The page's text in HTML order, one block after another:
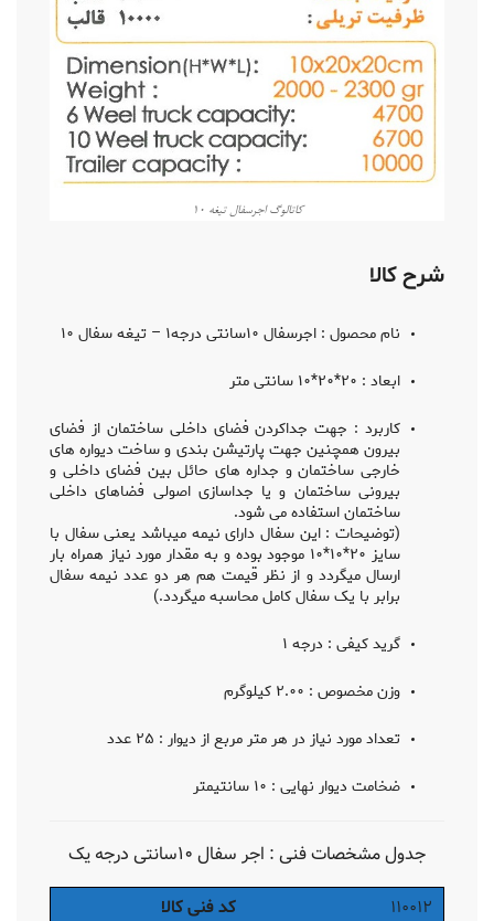
کاتالوگ اجرسفال تیغه ۱۰
شرح کالا
نام محصول : اجرسفال ۱۰سانتی درجه۱ – تیغه سفال ۱۰
ابعاد : ۲۰*۲۰*۱۰ سانتی متر
کاربرد : جهت جداکردن فضای داخلی ساختمان از فضای
بیرون همچنین جهت پارتیشن بندی و ساخت دیواره های
خارجی ساختمان و جداره های حائل بین فضای داخلی و
بیرونی ساختمان و یا جداسازی اصولی فضاهای داخلی
ساختمان استفاده می شود.
(توضیحات : این سفال دارای نیمه میباشد یعنی سفال با
سایز ۲۰*۱۰*۱۰ موجود بوده و به مقدار مورد نیاز همراه بار
ارسال میگردد و از نظر قیمت هم هر دو عدد نیمه سفال
برابر با یک سفال کامل محاسبه میگردد.)
گرید کیفی : درجه ۱
وزن مخصوص : ۲.۰۰ کیلوگرم
تعداد مورد نیاز در هر متر مربع از دیوار : ۲۵ عدد
ضخامت دیوار نهایی : ۱۰ سانتیمتر
جدول مشخصات فنی : اجر سفال ۱۰سانتی درجه یک
کد فنی کالا
۱۱۰۰۱۲